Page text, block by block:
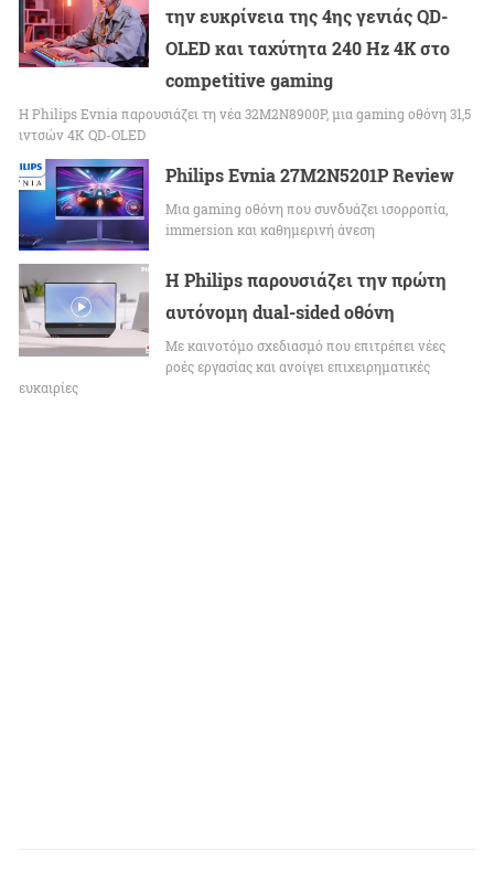
την ευκρίνεια της 4ης γενιάς QD-
OLED και ταχύτητα 240 Hz 4K στο
competitive gaming
Η Philips Evnia παρουσιάζει τη νέα 32M2N8900P, μια gaming οθόνη 31,5
ιντσών 4K QD-OLED
Philips Evnia 27M2N5201P Review
Μια gaming οθόνη που συνδυάζει ισορροπία,
immersion και καθημερινή άνεση
Η Philips παρουσιάζει την πρώτη
αυτόνομη dual-sided οθόνη
Με καινοτόμο σχεδιασμό που επιτρέπει νέες
ροές εργασίας και ανοίγει επιχειρηματικές
ευκαιρίες